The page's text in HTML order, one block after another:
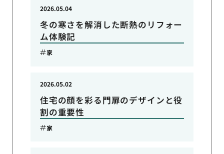
冬の寒さを解消した断熱のリフォー
ム体験記
2026.05.04
家
住宅の顔を彩る門扉のデザインと役
割の重要性
2026.05.02
家